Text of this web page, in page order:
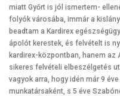
miatt Győrt is jól ismertem-
folyók városába, immár a
beadtam a Kardirex
ápolót kerestek, és felvételt is
kardirex-központban, hanem az
sikeres felvételi elbeszélgetés
vagyok arra, hogy idén már 9
munkatársaként, s 5 éve